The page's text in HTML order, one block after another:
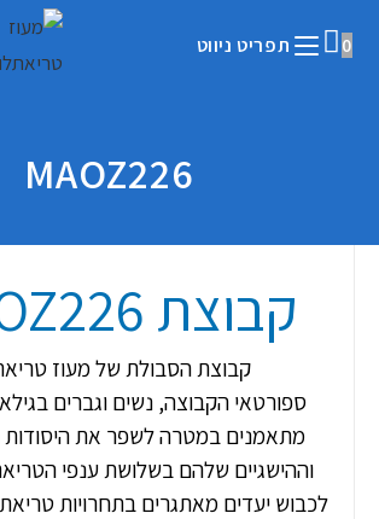
0 תפריט ניווט
MAOZ226
קבוצת MAOZ226
קבוצת הסבולת של מעוז
מתאמנים במטרה לשפר את היסודות
וההישגיים שלהם בשלושת ענפי
לכבוש יעדים מאתגרים בתחרויות